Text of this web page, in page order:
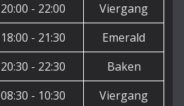
20:00 - 22:00
Viergang
18:00 - 21:30
Emerald
20:30 - 22:30
Baken
08:30 - 10:30 Viergang